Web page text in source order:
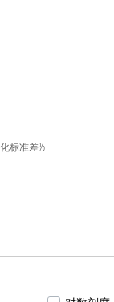
标准差%